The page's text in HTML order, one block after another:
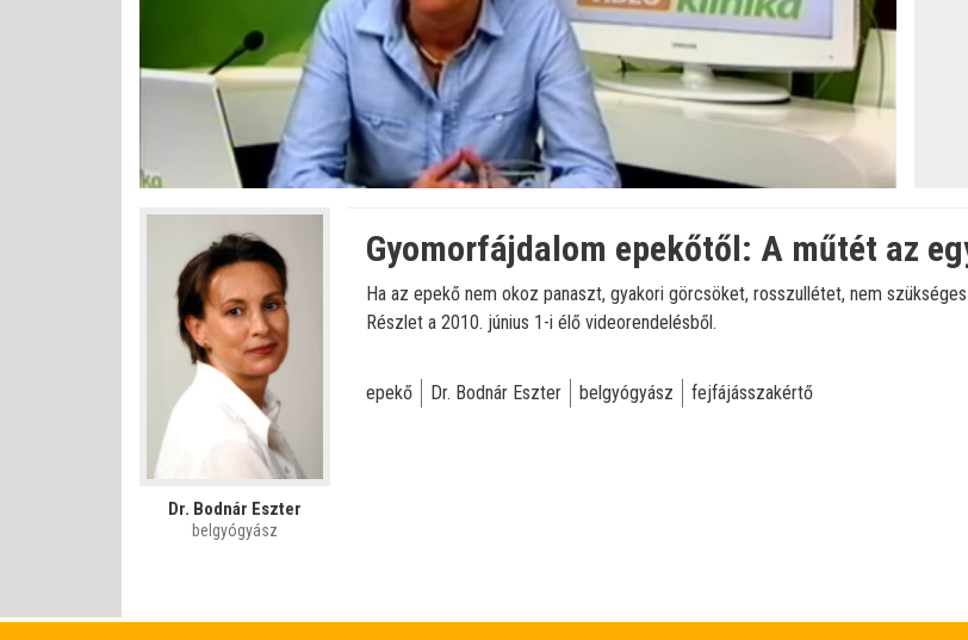
Némítás
kikapcsolva
Betöltve:
0%
Állapot:
0%
Dr. Bodnár Eszter
belgyógyász
Gyomorfájdalom epekőtől: A műtét az
Ha az epekő nem okoz panaszt, gyakori görcsöket, rosszullétet, nem
Részlet a 2010. június 1-i élő videorendelésből.
epekő Dr. Bodnár Eszter belgyógyász fejfájásszakértő